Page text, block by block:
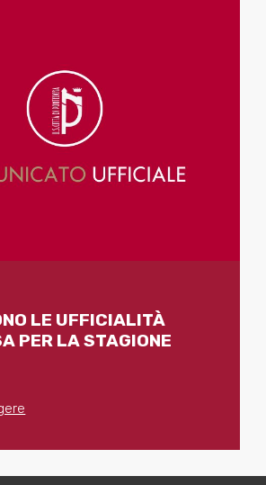
LE UFFICIALITÀ
PER LA STAGIONE